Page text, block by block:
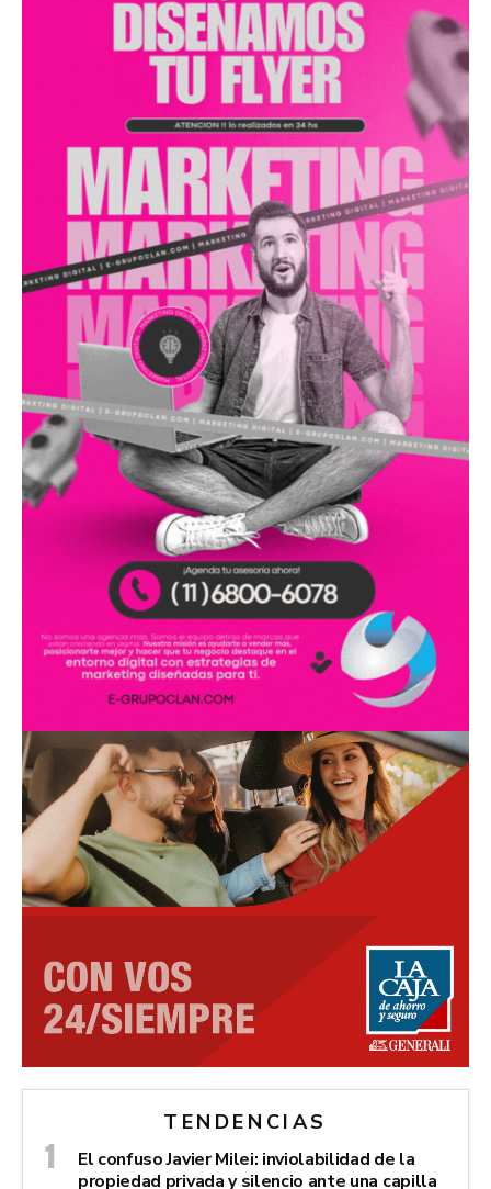
TENDENCIAS
El confuso Javier Milei: inviolabilidad de la
propiedad privada y silencio ante una capilla